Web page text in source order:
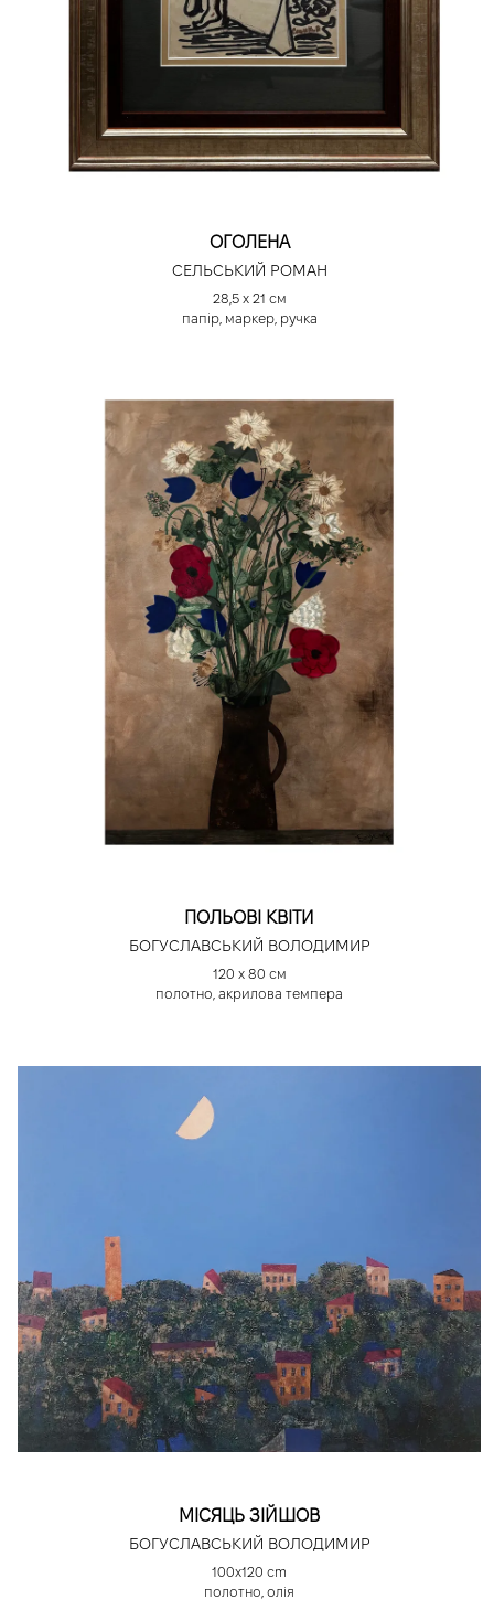
ОГОЛЕНА
СЕЛЬСЬКИЙ РОМАН
28,5 х 21 см
папір, маркер, ручка
ПОЛЬОВІ КВІТИ
БОГУСЛАВСЬКИЙ ВОЛОДИМИР
120 х 80 см
полотно, акрилова темпера
МІСЯЦЬ ЗІЙШОВ
БОГУСЛАВСЬКИЙ ВОЛОДИМИР
100х120 cm
полотно, олія